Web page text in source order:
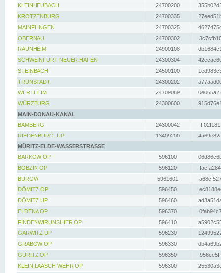
KLEINHEUBACH 24700200
KROTZENBURG
24700335
MAINFLINGEN
24700325
OBERNAU
24700302
RAUNHEIM
24900108
SCHWEINFURT NEUER HAFEN
24300304
STEINBACH
24500100
TRUNSTADT
24300202
WERTHEIM
24709089
WÜRZBURG
24300600
MAIN-DONAU-KANAL
BAMBERG
24300042
RIEDENBURG_UP
13409200
MÜRITZ-ELDE-WASSERSTRASSE
BARKOW OP
596100
BOBZIN OP
596120
BUROW
5961601
DÖMITZ OP
596450
DÖMITZ UP
596460
ELDENA OP
596370
FINDENWIRUNSHIER OP
596410
GARWITZ UP
596230
GRABOW OP
596330
GÜRITZ OP
596350
KLEIN LAASCH WEHR OP
596300